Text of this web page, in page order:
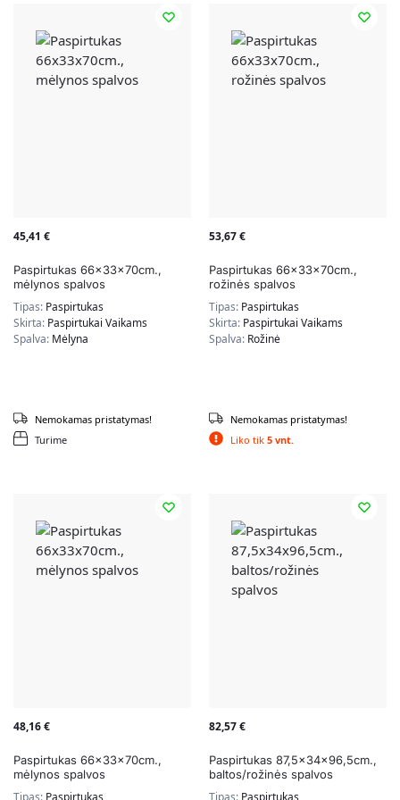
45,41 €
Paspirtukas 66x33x70cm.,
mėlynos spalvos
Tipas: Paspirtukas
Skirta: Paspirtukai Vaikams
Spalva: Mėlyna
Turime
Nemokamas pristatymas!
53,67€
Paspirtukas 66x33x70cm.,
rožinės spalvos
Tipas: Paspirtukas
Skirta: Paspirtukai Vaikams
Spalva: Rožinė
Liko tik 5 vnt.
Nemokamas pristatymas!
48,16€
Paspirtukas 66x33x70cm.,
mėlynos spalvos
82,57€
Paspirtukas 87,5x34x96,5cm.,
baltos/rožinės spalvos